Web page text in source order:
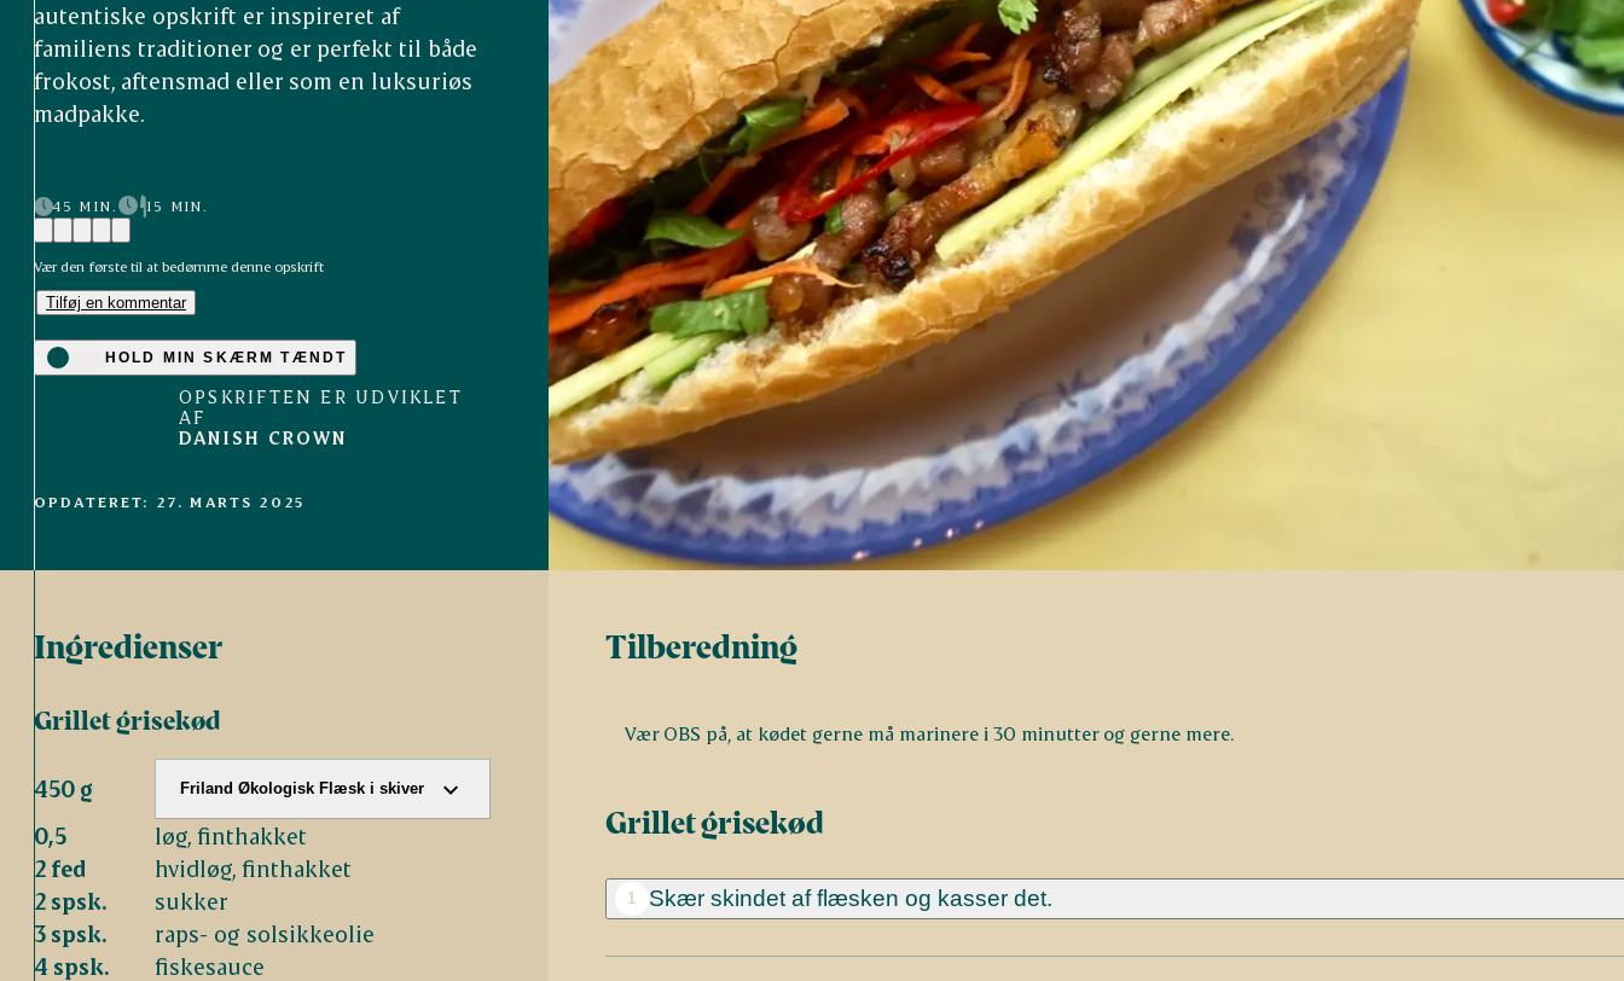
autentiske opskrift er inspireret af
familiens traditioner og er perfekt til både
frokost, aftensmad eller som en luksuriøs
madpakke.
45 MIN. 15 MIN.
Vær den første til at bedømme denne opskrift
Tilføj en kommentar
HOLD MIN SKÆRM TÆNDT
OPSKRIFTEN ER UDVIKLET
AF
DANISH CROWN
OPDATERET: 27. MARTS 2025
Ingredienser
Grillet grisekød
450 g Friland Økologisk Flæsk i skiver
0,5
løg, finthakket
2 fed
hvidløg, finthakket
2 spsk.
sukker
3 spsk.
raps- og solsikkeolie
4 spsk.
fiskesauce
Tilberedning
Vær OBS på, at kødet gerne må marinere i 30 minutter og gerne mere.
Grillet grisekød
1 Skær skindet af flæsken og kasser det.